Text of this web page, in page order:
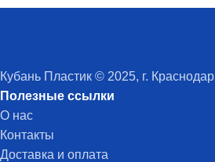
Кубань Пластик © 2025, г. Краснодар
Полезные ссылки
О нас
Контакты
Доставка и оплата